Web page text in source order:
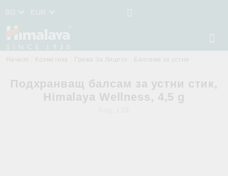
BG EUR
Начало Козметика Грижа За Лицето Балсами за устни
Подхранващ балсам за устни стик,
Himalaya Wellness, 4,5 g